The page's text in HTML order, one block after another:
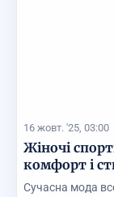
16 жовт. '25, 03:00
Жіночі
комфорт і
Сучасна мода